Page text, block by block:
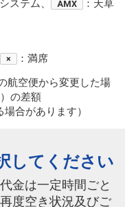
ステム、 AMX
：天草
×
：満席
航空便から変更した場
の差額
合があります）
してください
金は一定時間ごと
度空き状況及びご